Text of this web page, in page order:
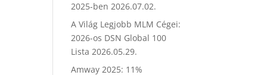
2025-ben 2026.07.02.
A Világ Legjobb MLM Cégei:
2026-os DSN Global 100
Lista 2026.05.29.
Amway 2025: 11%